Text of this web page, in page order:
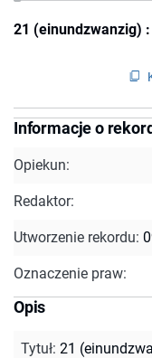
21 (einundzwanzig)
Informacje o
Opiekun:
Redaktor:
Utworzenie rekordu:
Oznaczenie praw:
Opis
Tytuł: 21